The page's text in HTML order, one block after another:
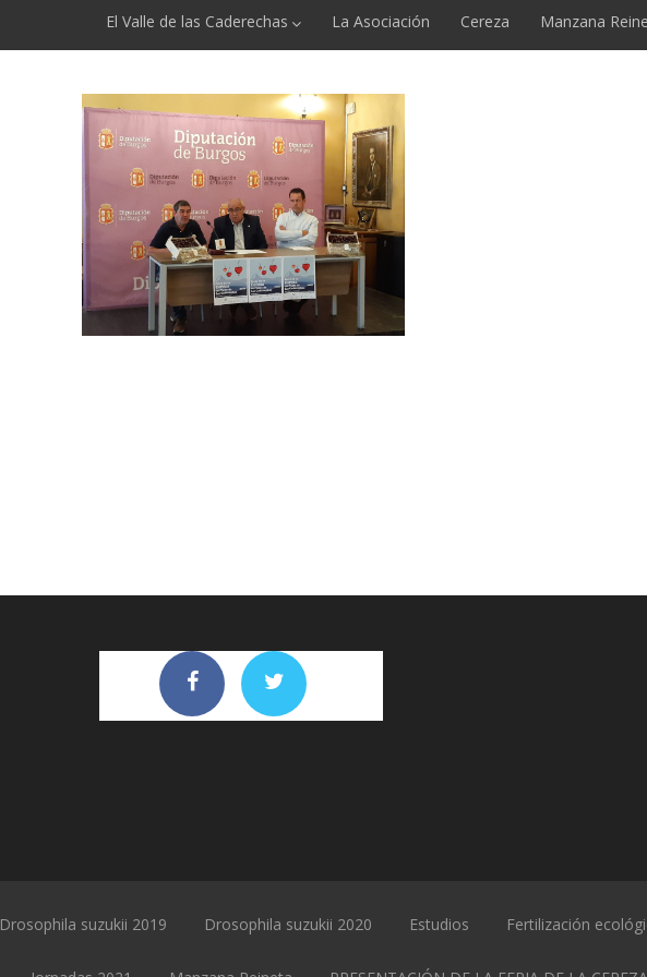
El Valle de las Caderechas La Asociación Cereza Manzana
Drosophila suzukii 2019 Drosophila suzukii 2020 Estudios Fertilización